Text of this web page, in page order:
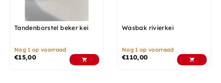
Tandenborstel beker kei
Nog 1 op voorraad
€15,00
Wasbak rivierkei
Nog 1 op voorraad
€110,00